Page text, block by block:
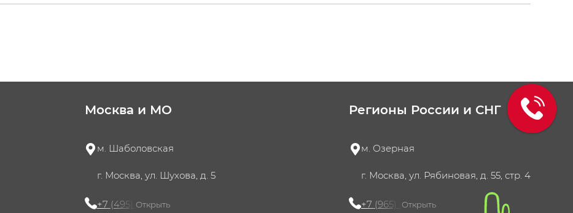
Москва и МО
м. Шаболовская
г. Москва, ул. Шухова, д. 5
+7 (495) 721-60-15
Открыть
Регионы России и СНГ
м. Озерная
г. Москва, ул. Рябиновая, д. 55, стр. 4
+7 (965) 420-10-10
Открыть